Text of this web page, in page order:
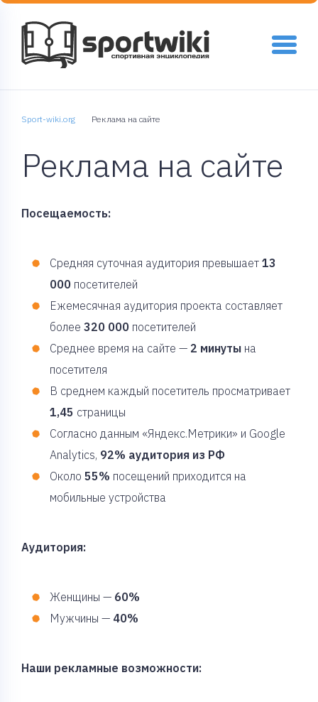
Sport-wiki.org Реклама на сайте
Реклама на сайте
Посещаемость:
Средняя суточная аудитория превышает 13
000 посетителей
Ежемесячная аудитория проекта составляет
более 320 000 посетителей
Среднее время на сайте — 2 минуты на
посетителя
В среднем каждый посетитель просматривает
1,45 страницы
Согласно данным «Яндекс.Метрики» и Google
Analytics, 92% аудитория из РФ
Около 55% посещений приходится на
мобильные устройства
Аудитория:
Женщины — 60%
Мужчины — 40%
Наши рекламные возможности: